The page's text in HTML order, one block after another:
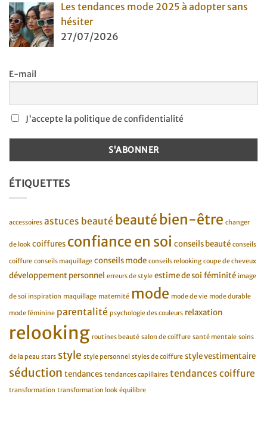
Les tendances mode 2025 à adopter sans
hésiter
27/07/2026
E-mail
J'accepte la politique de confidentialité
ÉTIQUETTES
accessoires astuces beauté beauté bien-être changer
de look coiffures confiance en soi conseils beauté conseils
coiffure conseils maquillage conseils mode conseils relooking coupe de cheveux
développement personnel erreurs de style estime de soi féminité image
de soi inspiration maquillage maternité mode mode de vie mode durable
mode féminine parentalité psychologie des couleurs relaxation
relooking routines beauté salon de coiffure santé mentale soins
de la peau stars style style personnel styles de coiffure style vestimentaire
séduction tendances tendances capillaires tendances coiffure
transformation transformation look équilibre